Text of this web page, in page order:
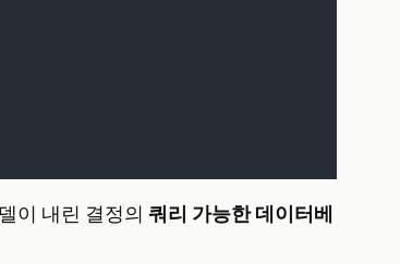
이 내린 결정의 쿼리 가능한 데이터베